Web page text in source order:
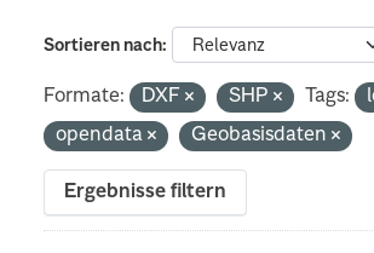
Sortieren nach
Formate: DXF SHP Tags:
opendata
Geobasisdaten
Ergebnisse filtern